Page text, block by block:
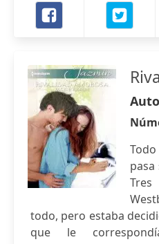
pasa
todo, pero estaba
que le